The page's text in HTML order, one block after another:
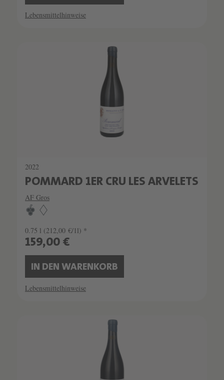
Lebensmittelhinweise
2022
POMMARD 1ER CRU LES ARVELETS
AF Gros
0.75 l (212,00 €/1l) *
159,00 €
IN DEN WARENKORB
Lebensmittelhinweise